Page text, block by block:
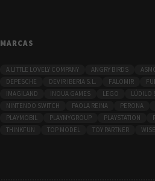
MARCAS
A LITTLE LOVELY COMPANY ANGRY BIRDS
DEPESCHE
DEVIR IBERIA S.L. FALOMIR
IMAGILAND
INOUA GAMES LEGO LÚDILO
NINTENDO SWITCH
PAOLA REINA PERONA
PLAYMOBIL
PLAYMYGROUP PLAYSTATION
THINKFUN
TOP MODEL TOY PARTNER